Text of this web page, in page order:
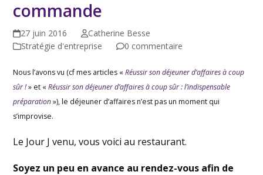
commande
27 juin 2016
Catherine Besse
Stratégie d'entreprise
0 commentaire
Nous l’avons vu (cf mes articles «Réussir son déjeuner d’affaires à coup
sûr !» et «Réussir son déjeuner d’affaires à coup sûr : l’indispensable
préparation»), le déjeuner d’affaires n’est pas un moment qui
s’improvise.
Le Jour J venu, vous voici au restaurant.
Soyez un peu en avance au rendez-vous afin de